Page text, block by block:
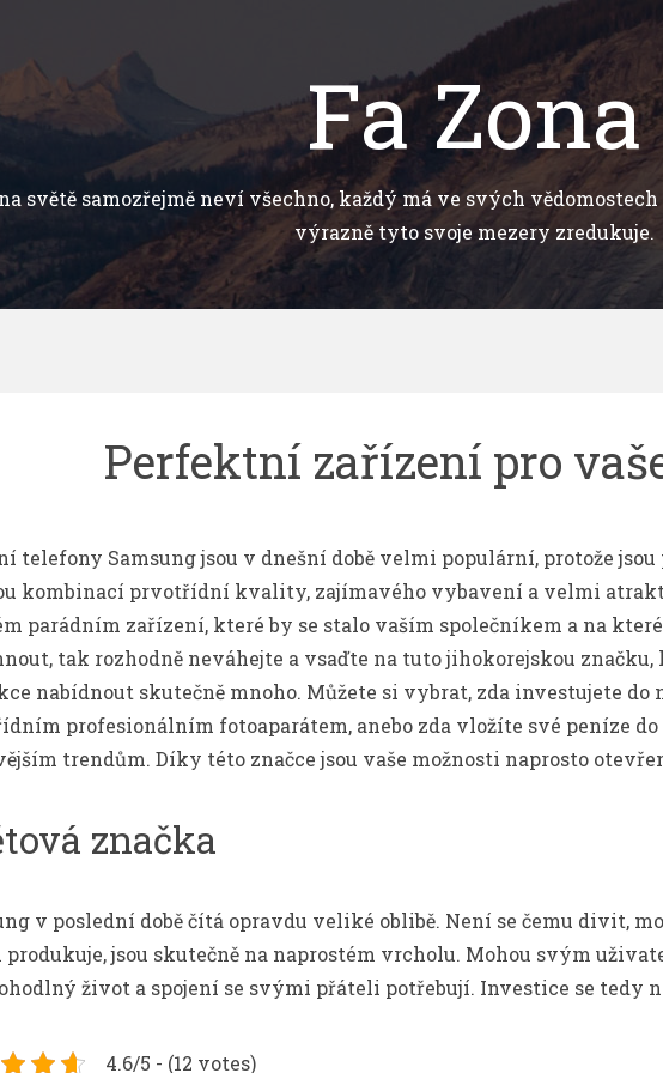
Fa Zona
světě samozřejmě neví všechno, každý má ve svých
výrazně tyto svoje mezery zredukuje.
Perfektní zařízení pro
telefony Samsungjsou v dnešní době velmi populární, protože
kombinací prvotřídní kvality, zajímavého vybavení a velmi
parádním zařízení, které by se stalo vaším společníkem a na
tak rozhodně neváhejte a vsaďte na tuto jihokorejskou značku,
nabídnout skutečně mnoho. Můžete si vybrat, zda investujete
profesionálním fotoaparátem, anebo zda vložíte své peníze
trendům. Díky této značce jsou vaše možnosti naprosto
značka
v poslední době čítá opravdu veliké oblibě. Není se čemu divit,
produkuje, jsou skutečně na naprostém vrcholu. Mohou svým
život a spojení se svými přáteli potřebují. Investice se tedy
4.6/5 - (12 votes)